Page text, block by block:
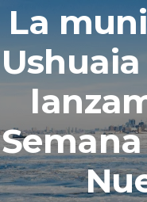
La